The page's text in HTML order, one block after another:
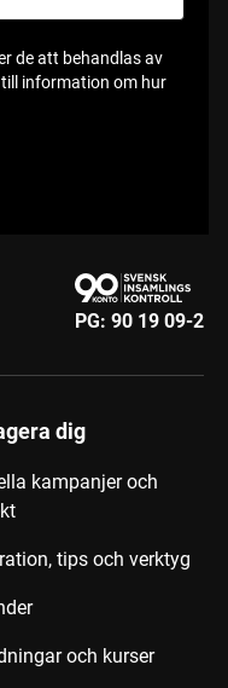
de att behandlas av
information om hur
PG: 90 19 09-2
dig
kampanjer och
tips och verktyg
och kurser